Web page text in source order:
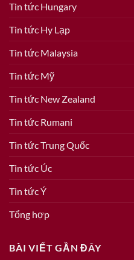
Tin tức Hungary
Tin tức Hy Lạp
Tin tức Malaysia
Tin tức Mỹ
Tin tức New Zealand
Tin tức Rumani
Tin tức Trung Quốc
Tin tức Úc
Tin tức Ý
Tổng hợp
BÀI VIẾT GẦN ĐÂY